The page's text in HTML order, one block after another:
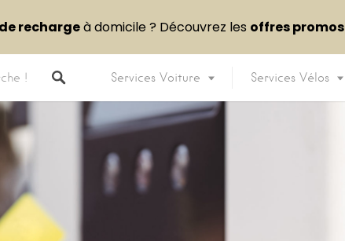
Services Voiture Services Vélos
rechargeà domicile ? Découvrez les offres promos